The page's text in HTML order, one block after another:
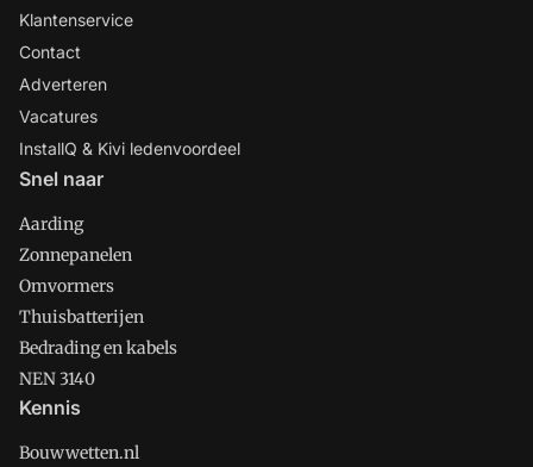
Klantenservice
Contact
Adverteren
Vacatures
InstallQ & Kivi ledenvoordeel
Snel naar
Aarding
Zonnepanelen
Omvormers
Thuisbatterijen
Bedrading en kabels
NEN 3140
Kennis
Bouwwetten.nl